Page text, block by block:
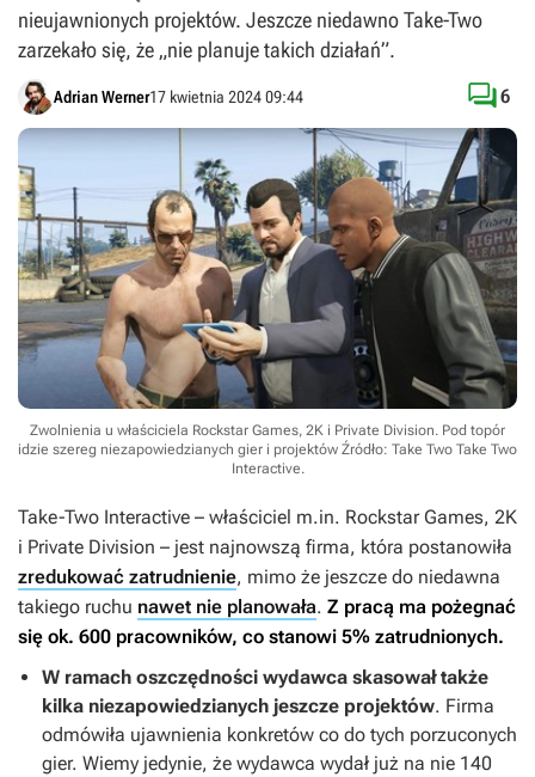
nieujawnionych projektów. Jeszcze niedawno Take-Two
zarzekało się, że „nie planuje takich działań”.
Adrian Werner17 kwietnia 2024 09:44 6
Zwolnienia u właściciela Rockstar Games, 2K i Private Division. Pod topór
idzie szereg niezapowiedzianych gier i projektów Źródło: Take Two Take Two
Interactive.
Take-Two Interactive – właściciel m.in. Rockstar Games, 2K
i Private Division – jest najnowszą firma, która postanowiła
zredukować zatrudnienie, mimo że jeszcze do niedawna
takiego ruchu nawet nie planowała. Z pracą ma pożegnać
się ok. 600 pracowników, co stanowi 5% zatrudnionych.
W ramach oszczędności wydawca skasował także
kilka niezapowiedzianych jeszcze projektów. Firma
odmówiła ujawnienia konkretów co do tych porzuconych
gier. Wiemy jedynie, że wydawca wydał już na nie 140